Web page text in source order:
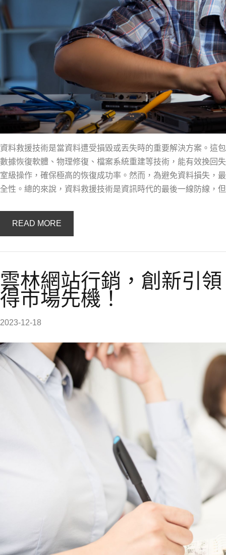
資料救援技術是當資料遭受損毀或丟失時的重要解決方案。這
數據恢復軟體、物理修復、檔案系統重建等技術，能有效挽回
室級操作，確保極高的恢復成功率。然而，為避免資料損失，
全性。總的來說，資料救援技術是資訊時代的最後一線防線，
READ MORE
雲林網站行銷，創新引
得市場先機！
2023-12-18